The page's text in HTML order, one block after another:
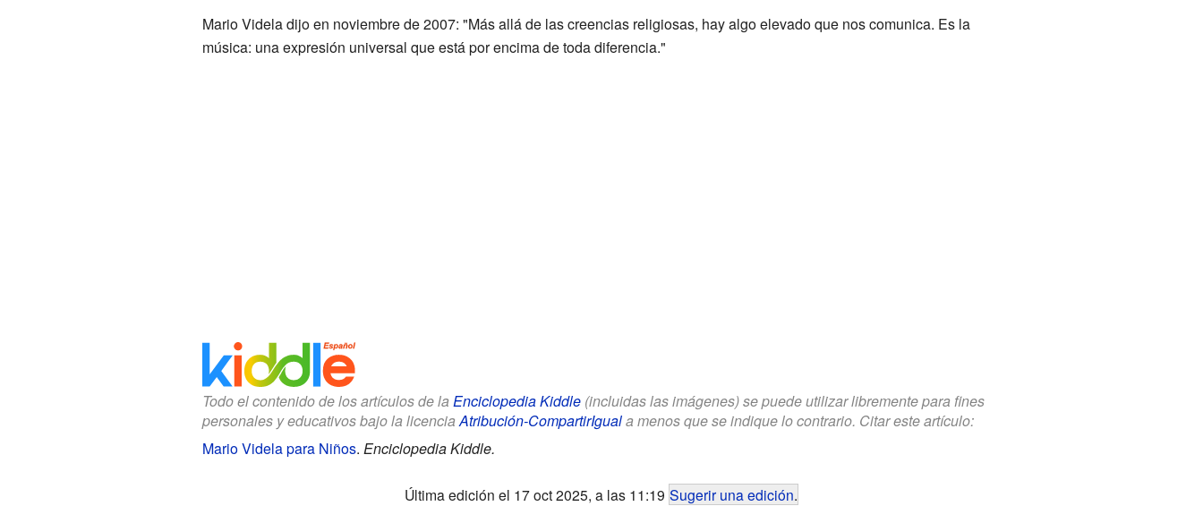
Mario Videla dijo en noviembre de 2007: "Más allá de las creencias religiosas, hay algo elevado que nos comunica. Es la
música: una expresión universal que está por encima de toda diferencia."
Todo el contenido de los artículos de la Enciclopedia Kiddle(incluidas las imágenes) se puede utilizar libremente para fines
personales y educativos bajo la licenciaAtribución-CompartirIguala menos que se indique lo contrario. Citar este artículo:
Mario Videla para Niños. Enciclopedia Kiddle.
Última edición el 17 oct 2025, a las 11:19 Sugerir una edición.